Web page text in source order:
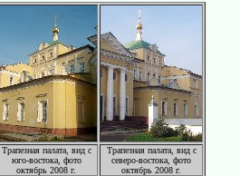
Трапезная палата, вид с
юго-востока, фото
октябрь 2008 г.
Трапезная палата, вид с
северо-востока, фото
октябрь 2008 г.